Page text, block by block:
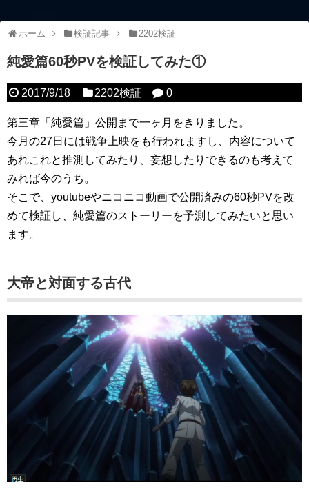
ホーム 検証記事 2202検証
純愛篇60秒PVを検証してみた①
2017/9/18 2202検証 0
第三章「純愛篇」公開まで一ヶ月をきりました。
今月の27日には戦争上映をも行われますし、内容について
あれこれと推測してみたり、妄想したりできるのも考えて
みれば今のうち。
そこで、youtubeやニコニコ動画で公開済みの60秒PVを改
めて検証し、純愛篇のストーリーを予測してみたいと思い
ます。
大帝と対面する古代